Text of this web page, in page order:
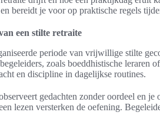
bereidt je voor op praktische regels
een stilte retraite
periode van vrijwillige stilte
zoals boeddhistische leraren
en discipline in dagelijkse routines.
gedachten zonder oordeel en je
lezen versterken de oefening.